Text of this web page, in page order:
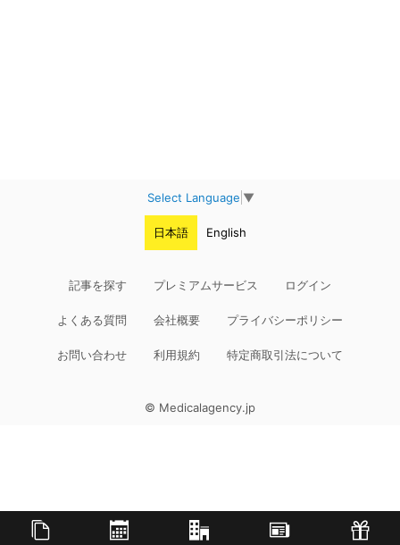
Select Language ▼
日本語 English
記事を探す プレミアムサービス ログイン
よくある質問 会社概要 プライバシーポリシー
お問い合わせ 利用規約 特定商取引法について
© Medicalagency.jp